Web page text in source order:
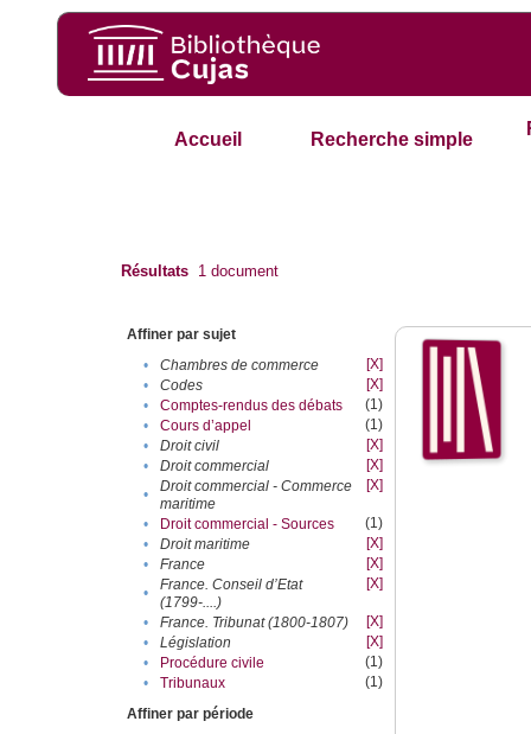
Accueil Recherche simple
Résultats 1 document
Affiner par sujet
•
Chambres de commerce
[X]
•
Codes
[X]
•
Comptes-rendus des débats
(1)
•
Cours d’appel
(1)
•
Droit civil
[X]
•
Droit commercial
[X]
•
Droit commercial - Commerce
maritime
[X]
• Droit commercial - Sources
(1)
•
Droit maritime
[X]
•
France
[X]
•
France. Conseil d’Etat
(1799-....)
[X]
• France. Tribunat (1800-1807)
[X]
•
Législation
[X]
•
Procédure civile
(1)
•
Tribunaux
(1)
Affiner par période